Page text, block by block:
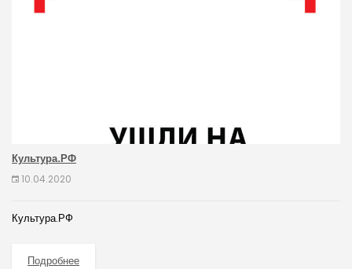
Культура.РФ
10.04.2020
Культура.РФ
Подробнее